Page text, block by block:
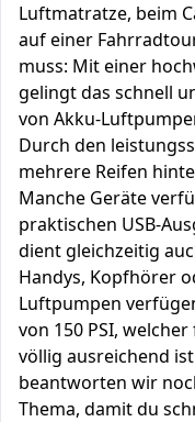
Luftmatratze, beim
auf einer
muss: Mit einer
gelingt das schnell
von Akku-
Durch den
mehrere Reifen
Manche Geräte
praktischen USB-
dient gleichzeitig
Handys, Kopfhörer
Luftpumpen
von 150 PSI,
völlig ausreichend
beantworten wir
Thema, damit du